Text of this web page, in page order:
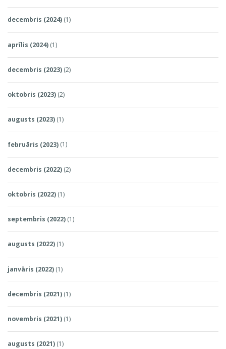
decembris (2024) (1)
aprīlis (2024) (1)
decembris (2023) (2)
oktobris (2023) (2)
augusts (2023) (1)
februāris (2023) (1)
decembris (2022) (2)
oktobris (2022) (1)
septembris (2022) (1)
augusts (2022) (1)
janvāris (2022) (1)
decembris (2021) (1)
novembris (2021) (1)
augusts (2021) (1)